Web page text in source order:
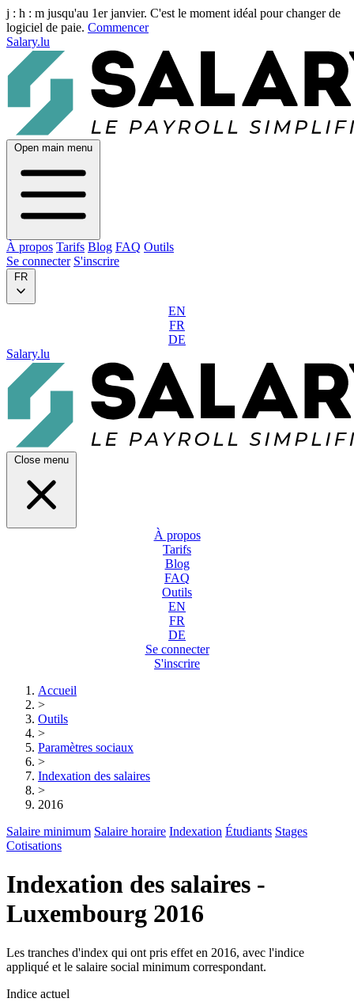
j : h : m jusqu'au 1er janvier. C'est le moment idéal pour changer de
logiciel de paie. Commencer
Salary.lu
Open main menu
À propos Tarifs Blog FAQ Outils
Se connecter S'inscrire
FR
EN
FR
DE
Salary.lu
Close menu
À propos
Tarifs
Blog
FAQ
Outils
EN
FR
DE
Se connecter
S'inscrire
Accueil
>
Outils
>
Paramètres sociaux
>
Indexation des salaires
>
2016
Salaire minimum Salaire horaire Indexation Étudiants Stages
Cotisations
Indexation des salaires -
Luxembourg 2016
Les tranches d'index qui ont pris effet en 2016, avec l'indice
appliqué et le salaire social minimum correspondant.
Indice actuel